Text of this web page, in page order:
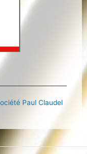
Paul Claudel